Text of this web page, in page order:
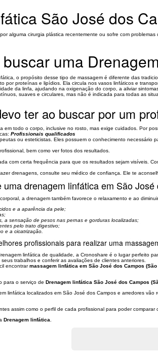
São José dos
alguma cirurgia plástica recentemente ou sofre com
uma
o propósito desse tipo de massagem é diferente das
por proteínas e lipídios. Ela circula nos vasos linfáticos e
da linfa, ajudando na oxigenação do corpo, a aliviar
suaves e circulares, mas não é indicada para todas as
ter ao buscar por um
em todo o corpo, inclusive no rosto, mas exige cuidados. Por
Profissionais qualificados
ou esteticistas. Eles possuem o conhecimento necessário
bem como ver fotos dos resultados.
com certa frequência para que os resultados sejam visíveis.
drenagens, consulte seu médico de confiança. Ele te
drenagem linfática em São
a drenagem também favorece o relaxamento e ao
e a aparência da pele;
a sensação de pesos nas pernas e gorduras localizadas;
pelo trato digestivo;
e a cicatrização.
profissionais para realizar uma
linfática de qualidade, a Cronoshare é o lugar perfeito
trabalhos e conferir as avaliações de clientes anteriores.
encontrarmassagem linfática em São José dos Campos (São
para o serviço de Drenagem linfática São José dos Campos
linfática localizados em São José dos Campos e arredores
assim como o perfil de cada profissional para poder comparar
Drenagem linfática